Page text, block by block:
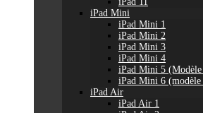
iPad Mini
iPad Mini 1
iPad Mini 2
iPad Mini 3
iPad Mini 4
iPad Mini 5 (Modèle
iPad Mini 6 (modèle
iPad Air
iPad Air 1